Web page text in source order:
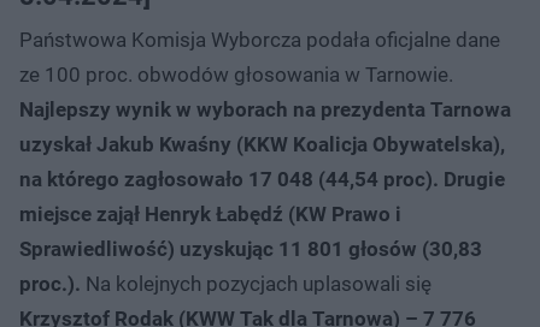
Państwowa Komisja Wyborcza podała oficjalne dane
ze 100 proc. obwodów głosowania w Tarnowie.
Najlepszy wynik w wyborach na prezydenta Tarnowa
uzyskał Jakub Kwaśny (KKW Koalicja Obywatelska),
na którego zagłosowało 17 048 (44,54 proc). Drugie
miejsce zajął Henryk Łabędź (KW Prawo i
Sprawiedliwość) uzyskując 11 801 głosów (30,83
proc.). Na kolejnych pozycjach uplasowali się
Krzysztof Rodak (KWW Tak dla Tarnowa) – 7 776